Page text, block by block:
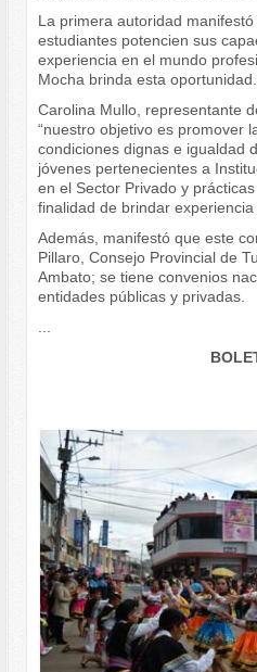
La primera autoridad
estudiantes potencien sus
experiencia en el mundo
Mocha brinda esta oportunidad.
Carolina Mullo, representante
“nuestro objetivo es promover
condiciones dignas e igualdad
jóvenes pertenecientes a
en el Sector Privado y
finalidad de brindar
Además, manifestó que este
Pillaro, Consejo Provincial de
Ambato; se tiene convenios
entidades públicas y privadas.